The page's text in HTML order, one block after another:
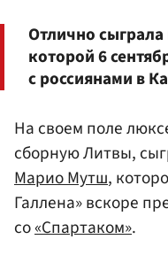
Отлично
которой 6
с россиянами в
На своем поле
сборную Литвы,
Марио Мутш,
Галлена» вскоре
со«Спартаком».